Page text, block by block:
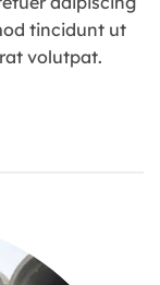
tincidunt ut
volutpat.